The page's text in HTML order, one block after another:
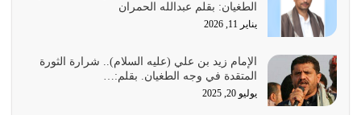
يوليو 23, 2026
بحبل الله جميعاً وليس كل…
يوليو 22, 2026
الطغيان: بقلم عبدالله الحمران
يناير 11, 2026
الإمام زيد بن علي (عليه السلام).. شرارة الثورة
المتقدة في وجه الطغيان. بقلم:…
يوليو 20, 2025